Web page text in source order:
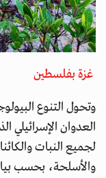
غزة بفلسطين
وتحول التنوع
لجميع النبات
والأسلحة، بحسب